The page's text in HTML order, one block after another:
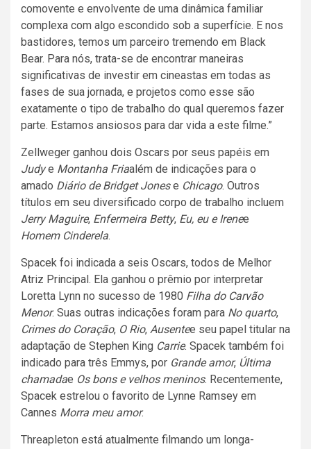
comovente e envolvente de uma dinâmica familiar
complexa com algo escondido sob a superfície. E nos
bastidores, temos um parceiro tremendo em Black
Bear. Para nós, trata-se de encontrar maneiras
significativas de investir em cineastas em todas as
fases de sua jornada, e projetos como esse são
exatamente o tipo de trabalho do qual queremos fazer
parte. Estamos ansiosos para dar vida a este filme.”
Zellweger ganhou dois Oscars por seus papéis em
Judye Montanha Friaalém de indicações para o
amado Diário de Bridget Jonese Chicago. Outros
títulos em seu diversificado corpo de trabalho incluem
Jerry Maguire, Enfermeira Betty, Eu, eu e Irenee
Homem Cinderela.
Spacek foi indicada a seis Oscars, todos de Melhor
Atriz Principal. Ela ganhou o prêmio por interpretar
Loretta Lynn no sucesso de 1980 Filha do Carvão
Menor. Suas outras indicações foram para No quarto,
Crimes do Coração, O Rio, Ausentee seu papel titular na
adaptação de Stephen King Carrie. Spacek também foi
indicado para três Emmys, por Grande amor, Última
chamadae Os bons e velhos meninos. Recentemente,
Spacek estrelou o favorito de Lynne Ramsey em
Cannes Morra meu amor.
Threapleton está atualmente filmando um longa-